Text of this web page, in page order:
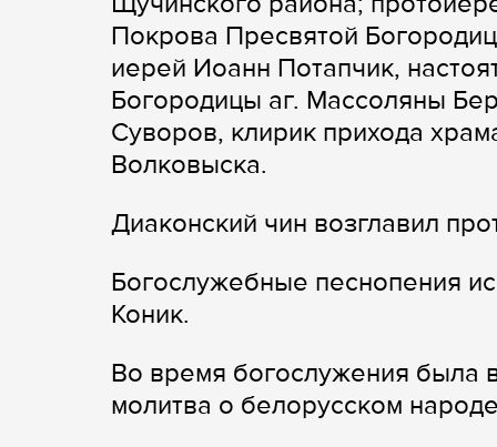
Покрова Пресвятой
иерей Иоанн Потапчик,
Богородицы аг. Массоляны
Суворов, клирик прихода
Волковыска.
Диаконский чин возглавил
Богослужебные песнопения
Коник.
Во время богослужения была
молитва о белорусском